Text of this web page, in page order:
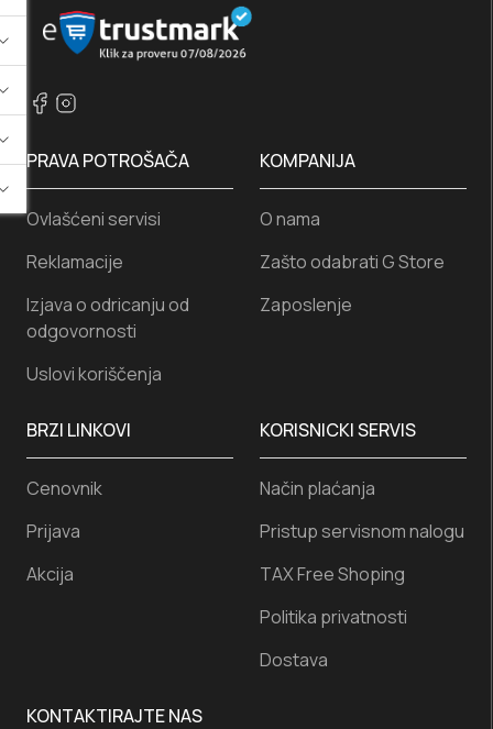
KORISNICKI SERVIS
Način plaćanja
Pristup servisnom nalogu
TAX Free Shoping
Politika privatnosti
Dostava
PRAVA POTROŠAČA
Ovlašćeni servisi
Reklamacije
Izjava o odricanju od
odgovornosti
Uslovi koriščenja
KONTAKTIRAJTE NAS
KOMPANIJA
O nama
Zašto odabrati G Store
Zaposlenje
BRZI LINKOVI
Cenovnik
Prijava
Akcija